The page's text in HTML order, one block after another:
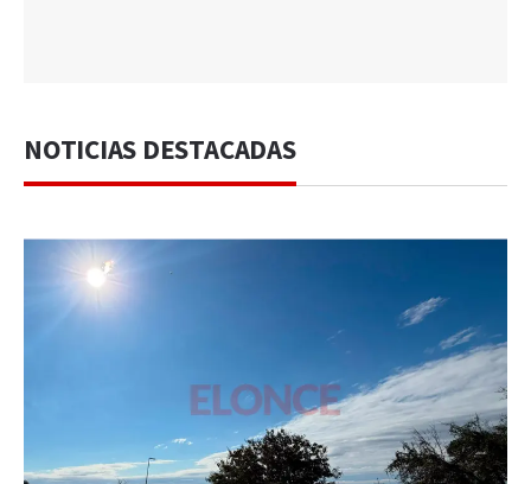
NOTICIAS DESTACADAS